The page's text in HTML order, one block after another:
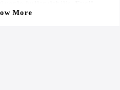
hayvanlarınız için güvenle
More